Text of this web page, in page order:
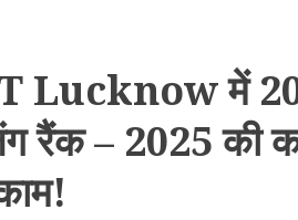
Lucknow में
रैंक – 2025 की